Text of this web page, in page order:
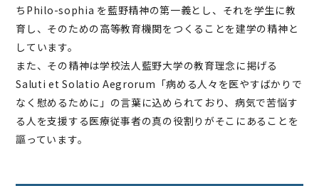
ちPhilo-sophia を藍野精神の第一義とし、それを学生に教
育し、そのための高等教育機関をつくることを建学の精神と
しています。
また、その精神は学校法人藍野大学の教育理念に掲げる
Saluti et Solatio Aegrorum「病める人々を医やすばかりで
なく慰めるために」の言葉に込められており、病気で苦悩す
る人を支援する医療従事者の真の役割りがそこにあることを
謳っています。